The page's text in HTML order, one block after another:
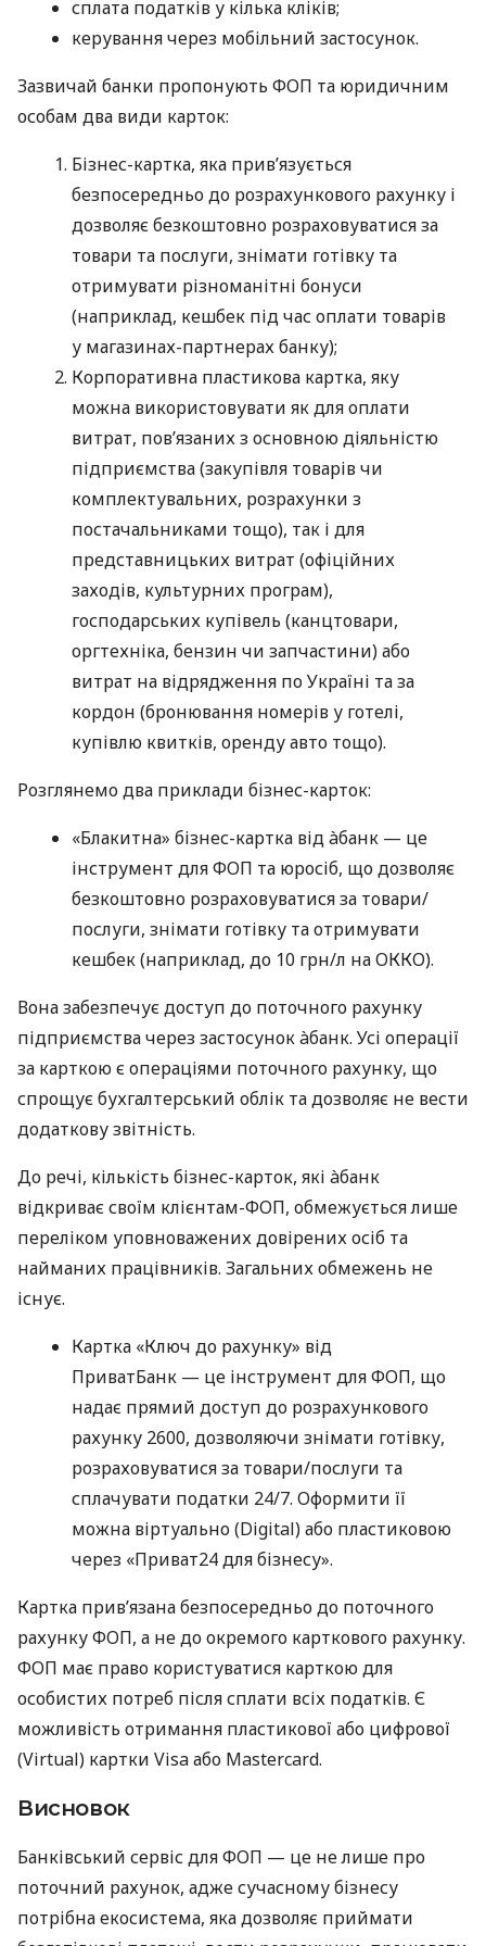
сплата податків у кілька кліків;
керування через мобільний застосунок.
Зазвичай банки пропонують ФОП та юридичним
особам два види карток:
Бізнес-картка, яка прив’язується
безпосередньо до розрахункового рахунку і
дозволяє безкоштовно розраховуватися за
товари та послуги, знімати готівку та
отримувати різноманітні бонуси
(наприклад, кешбек під час оплати товарів
у магазинах-партнерах банку);
Корпоративна пластикова картка, яку
можна використовувати як для оплати
витрат, пов’язаних з основною діяльністю
підприємства (закупівля товарів чи
комплектувальних, розрахунки з
постачальниками тощо), так і для
представницьких витрат (офіційних
заходів, культурних програм),
господарських купівель (канцтовари,
оргтехніка, бензин чи запчастини) або
витрат на відрядження по Україні та за
кордон (бронювання номерів у готелі,
купівлю квитків, оренду авто тощо).
Розглянемо два приклади бізнес-карток:
«Блакитна» бізнес-картка від àбанк — це
інструмент для ФОП та юросіб, що дозволяє
безкоштовно розраховуватися за товари/
послуги, знімати готівку та отримувати
кешбек (наприклад, до 10 грн/л на ОККО).
Вона забезпечує доступ до поточного рахунку
підприємства через застосунок àбанк. Усі операції
за карткою є операціями поточного рахунку, що
спрощує бухгалтерський облік та дозволяє не вести
додаткову звітність.
До речі, кількість бізнес-карток, які àбанк
відкриває своїм клієнтам-ФОП, обмежується лише
переліком уповноважених довірених осіб та
найманих працівників. Загальних обмежень не
існує.
Картка «Ключ до рахунку» від
ПриватБанк — це інструмент для ФОП, що
надає прямий доступ до розрахункового
рахунку 2600, дозволяючи знімати готівку,
розраховуватися за товари/послуги та
сплачувати податки 24/7. Оформити її
можна віртуально (Digital) або пластиковою
через «Приват24 для бізнесу».
Картка прив’язана безпосередньо до поточного
рахунку ФОП, а не до окремого карткового рахунку.
ФОП має право користуватися карткою для
особистих потреб після сплати всіх податків. Є
можливість отримання пластикової або цифрової
(Virtual) картки Visa або Mastercard.
Висновок
Банківський сервіс для ФОП — це не лише про
поточний рахунок, адже сучасному бізнесу
потрібна екосистема, яка дозволяє приймати